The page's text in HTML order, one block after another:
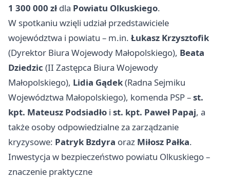
1 300 000 zł dla Powiatu Olkuskiego.
W spotkaniu wzięli udział przedstawiciele
województwa i powiatu – m.in. Łukasz Krzysztofik
(Dyrektor Biura Wojewody Małopolskiego), Beata
Dziedzic (II Zastępca Biura Wojewody
Małopolskiego), Lidia Gądek(Radna Sejmiku
Województwa Małopolskiego), komenda PSP –st.
kpt. Mateusz Podsiadło i st. kpt. Paweł Papaj, a
także osoby odpowiedzialne za zarządzanie
kryzysowe: Patryk Bzdyra oraz Miłosz Pałka.
Inwestycja w bezpieczeństwo powiatu Olkuskiego –
znaczenie praktyczne